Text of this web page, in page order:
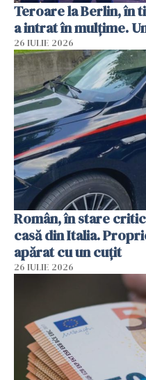
Teroare la Berlin, în
a intrat în mulțime.
26 IULIE 2026
Român, în stare
casă din Italia.
apărat cu un cuțit
26 IULIE 2026